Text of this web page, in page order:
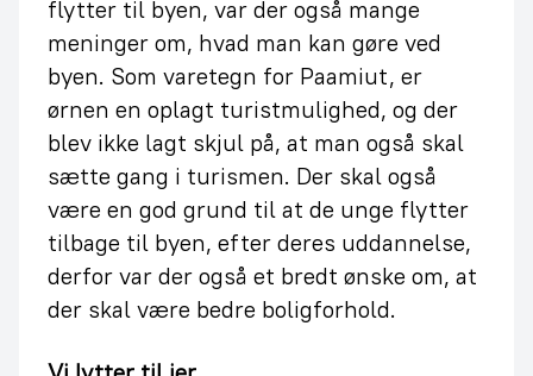
flytter til byen, var der også mange
meninger om, hvad man kan gøre ved
byen. Som varetegn for Paamiut, er
ørnen en oplagt turistmulighed, og der
blev ikke lagt skjul på, at man også skal
sætte gang i turismen. Der skal også
være en god grund til at de unge flytter
tilbage til byen, efter deres uddannelse,
derfor var der også et bredt ønske om, at
der skal være bedre boligforhold.